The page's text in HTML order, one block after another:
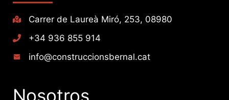
Carrer de Laureà Miró, 253, 08980
+34 936 855 914
info@construccionsbernal.cat
Nosotros